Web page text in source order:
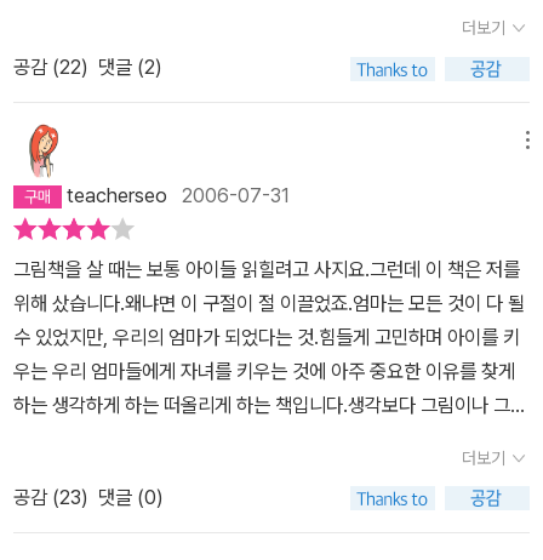
보상받는 것이다. 어떤 엄마는, 앤서니 브라운처럼 엄마 마음을 알아
주어 이렇게 아름다운 그림책을 그리는 아들을 두기도 하지만....^^아
이들에게 좋은 그림책을 골라주려고 열심히 인터넷서점의 리뷰들을
체크하는 엄마들^^, 그 외에도 주위에서 고군분투하고 있는 수많은 엄
마들에게 선물하고픈 책이다. 당신들은 충분히 이런 아름다운 칭찬을
받을만한 존재들이다. 엄마는 정말 대,대,대,대단한 존재니까!!!! (나같
이 한심한 인간도 엄마라는 이유로 슬쩍 묻어서 격상되어질만큼)
있었지요. 어쩌면 우리 아빠는 방귀대장 뿡뿡이가 되었을지도 모른답
니다. 그런데 아빠는 우리 아빠가 되었어요. 정말 정말 멋진 아빠.'엄
가 아빠 곁에 찰싹 붙어 소리내어 웃는 모습을 보면서 온 가족이 함께
창조적인 방식으로(--;;;) <우리 엄마>를 음미하고 있다. 또한 이 책
을 읽으며 친정 엄마를 떠올리곤 한다. 꿈 많고 하고 싶은 게 많았을
우리 엄마. 하지만 자식들 키우느라 그 모든 꿈과 욕망들을 접었을 우
리 엄마. 한때 우리 엄마도 훌륭한 소설가나 대학 교수였으면 얼마나
좋았을까 생각했던 철없는 나를 떠올리며 안쓰러운 미소를 짓게 된
다. 정말 정말 정말 멋진 우리 엄마...
이야기가 이것밖에 없나 싶어 슬픕니다만, 주민등록증에 손그림을 찍
도록 하는 나라에서는 어찌할 수 없는 노릇이 아닌가 생각합니다. 아
버지가 하는 일이 대통령이면 대단하고, 어머니가 하는 일이 의사라
면 거룩할까요. 아버지가 집에서 살림을 도맡고, 어머니는 아파서 몸
져누운 사람이라면 어처구니없는 셈인가요.우리 두 아이한테 나는 아
버지가 되었고, 우리 두 아이한테 옆지기는 어머니가 되었습니다. 이
뿐입니다. 아버지가 되려고 아이를 낳아 함께 살고, 어머니가 되고자
아이를 낳아 함께 살아갑니다... 우리 엄마는 굉장한 요리사이고, 놀라
운 재주꾼이에요 .. (4∼5쪽)아이 아버지가 몇 살인가는 대수롭지 않
습니다. 아이 아버지가 다달이 돈을 얼마 버는가는 대수롭지 않습니
다.아이 어머니가 어느 학교를 어떠한 성적으로 마쳤는가는 대수롭지
않습니다. 아이 어머니 몸매가 어떠하고 얼굴이 어떠한가는 대수롭지
않습니다.아이 아버지가 밥을 얼마나 잘 차리고 얼마나 잘 치울 수 있
는가 하는 대목이 대수롭습니다. 아이 아버지가 빨래를 얼마나 잘 하
더보기
공감 (22) 댓글 (2)
teacherseo 2006-07-31
그림책을 살 때는 보통 아이들 읽힐려고 사지요.그런데 이 책은 저를
위해 샀습니다.왜냐면 이 구절이 절 이끌었죠.엄마는 모든 것이 다 될
수 있었지만, 우리의 엄마가 되었다는 것.힘들게 고민하며 아이를 키
우는 우리 엄마들에게 자녀를 키우는 것에 아주 중요한 이유를 찾게
하는 생각하게 하는 떠올리게 하는 책입니다.생각보다 그림이나 그런
동하게 했습니다.엄마들 화이팅!아이가 없다면 우리는 더 편했을것이
고 날씬했을 것이고 영화도 공연도 볼 수 있을 것이고 남들 다 일할
때에 먼저 나올 일도 없을 것이고 매일 밥먹이려 애쓰고 재우려 애쓰
더보기
공감 (23) 댓글 (0)